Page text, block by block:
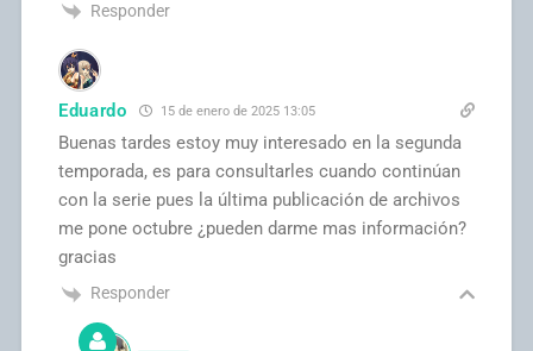
Responder
Eduardo 15 de enero de 2025 13:05
Buenas tardes estoy muy interesado en la segunda
temporada, es para consultarles cuando continúan
con la serie pues la última publicación de archivos
me pone octubre ¿pueden darme mas información?
gracias
Responder